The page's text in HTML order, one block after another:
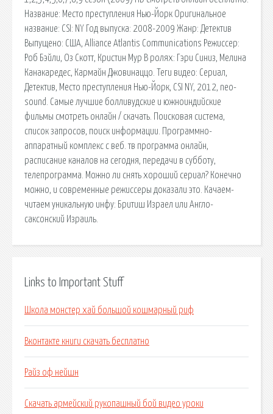
Название: Место преступления Нью-Йорк Оригинальное
название: CSI: NY Год выпуска: 2008-2009 Жанр: Детектив
Выпущено: США, Alliance Atlantis Communications Режиссер:
Роб Бэйли, Оз Скотт, Кристин Мур В ролях: Гэри Синиз, Мелина
Канакаредес, Кармайн Джовинаццо. Теги видео: Сериал,
Детектив, Место преступления Нью-Йорк, CSI NY, 2012, neo-
sound. Самые лучшие болливудские и южноиндийские
фильмы смотреть онлайн / скачать. Поисковая сиcтема,
список запросов, поиск информации. Программно-
аппаратный комплекс с веб. тв программа онлайн,
расписание каналов на сегодня, передачи в субботу,
телепрограмма. Можно ли снять хороший сериал? Конечно
можно, и современные режиссеры доказали это. Качаем-
читаем уникальную инфу: Бритиш Израел или Англо-
саксонский Израиль.
Links to Important Stuff
Школа монстер хай большой кошмарный риф
Вконтакте книги скачать бесплатно
Райз оф нейшн
Скачать армейский рукопашный бой видео уроки